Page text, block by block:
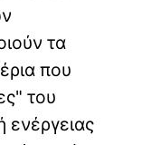
τα
που
του
ενέργειας